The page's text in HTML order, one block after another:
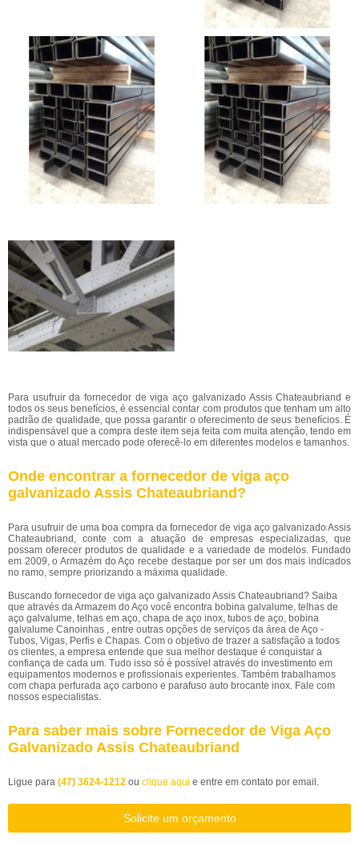
Para usufruir da fornecedor de viga aço galvanizado Assis Chateaubriand e
todos os seus benefícios, é essencial contar com produtos que tenham um alto
padrão de qualidade, que possa garantir o oferecimento de seus benefícios. É
indispensável que a compra deste item seja feita com muita atenção, tendo em
vista que o atual mercado pode oferecê-lo em diferentes modelos e tamanhos.
Onde encontrar a fornecedor de viga aço
galvanizado Assis Chateaubriand?
Para usufruir de uma boa compra da fornecedor de viga aço galvanizado Assis
Chateaubriand, conte com a atuação de empresas especializadas, que
possam oferecer produtos de qualidade e a variedade de modelos. Fundado
em 2009, o Armazém do Aço recebe destaque por ser um dos mais indicados
no ramo, sempre priorizando a máxima qualidade.
Buscando fornecedor de viga aço galvanizado Assis Chateaubriand? Saiba
que através da Armazem do Aço você encontra bobina galvalume, telhas de
aço galvalume, telhas em aço, chapa de aço inox, tubos de aço, bobina
galvalume Canoinhas , entre outras opções de serviços da área de Aço -
Tubos, Vigas, Perfis e Chapas. Com o objetivo de trazer a satisfação a todos
os clientes, a empresa entende que sua melhor destaque é conquistar a
confiança de cada um. Tudo isso só é possível através do investimento em
equipamentos modernos e profissionais experientes. Também trabalhamos
com chapa perfurada aço carbono e parafuso auto brocante inox. Fale com
nossos especialistas.
Para saber mais sobre Fornecedor de Viga Aço
Galvanizado Assis Chateaubriand
Ligue para (47) 3624-1212 ou clique aqui e entre em contato por email.
Solicite um orçamento